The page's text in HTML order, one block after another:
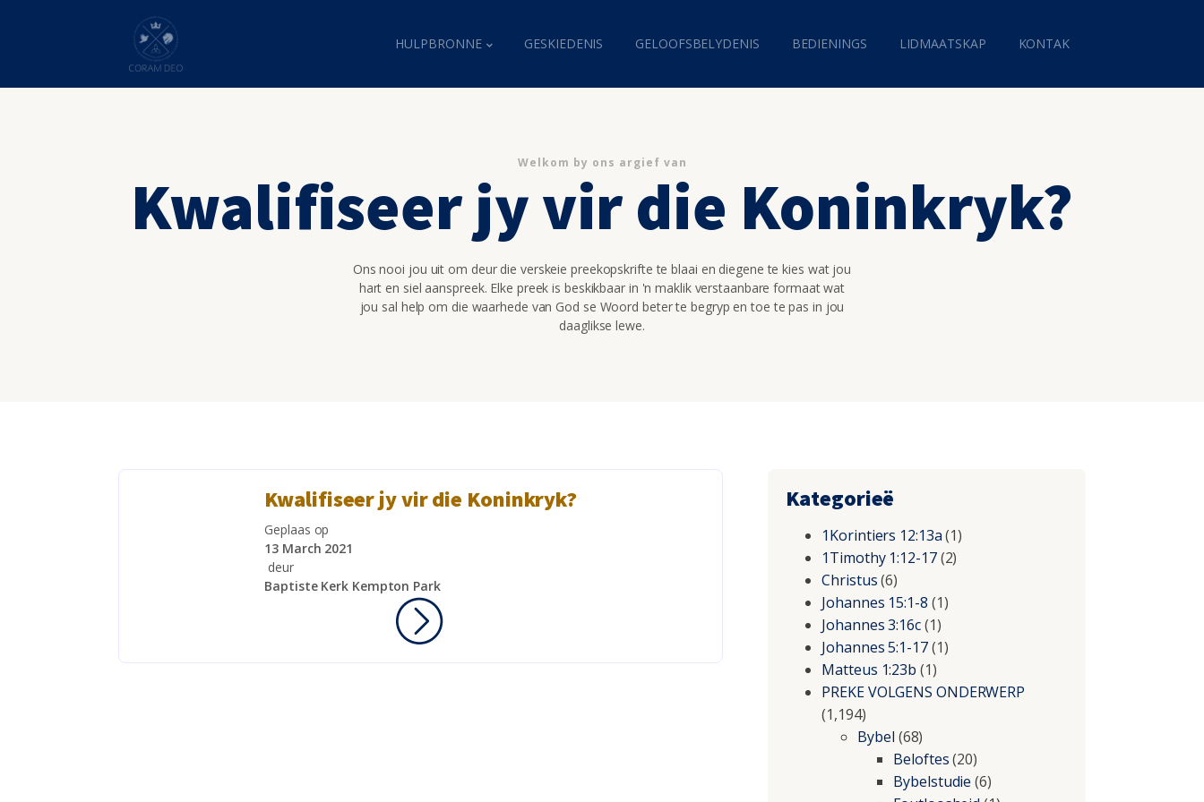
HULPBRONNE GESKIEDENIS GELOOFSBELYDENIS BEDIENINGS LIDMAATSKAP KONTAK
Welkom by ons argief van
Kwalifiseer jy vir die Koninkryk?
Ons nooi jou uit om deur die verskeie preekopskrifte te blaai en diegene te kies wat jou
hart en siel aanspreek. Elke preek is beskikbaar in 'n maklik verstaanbare formaat wat
jou sal help om die waarhede van God se Woord beter te begryp en toe te pas in jou
daaglikse lewe.
Kwalifiseer jy vir die Koninkryk?
Geplaas op
13 March 2021
deur
Baptiste Kerk Kempton Park
Kategorieë
1Korintiers 12:13a(1)
1Timothy 1:12-17(2)
Christus(6)
Johannes 15:1-8 (1)
Johannes 3:16c(1)
Johannes 5:1-17(1)
Matteus 1:23b (1)
PREKE VOLGENS ONDERWERP
(1,194)
Bybel (68)
Beloftes(20)
Bybelstudie (6)